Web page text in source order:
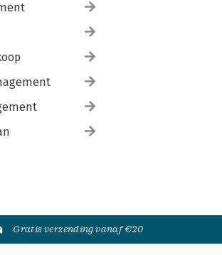
Gratis verzending vanaf €20